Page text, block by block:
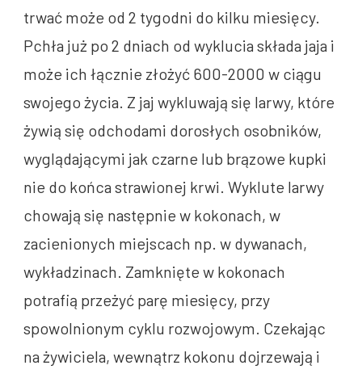
trwać może od 2 tygodni do kilku miesięcy.
Pchła już po 2 dniach od wyklucia składa jaja i
może ich łącznie złożyć 600-2000 w ciągu
swojego życia. Z jaj wykluwają się larwy, które
żywią się odchodami dorosłych osobników,
wyglądającymi jak czarne lub brązowe kupki
nie do końca strawionej krwi. Wyklute larwy
chowają się następnie w kokonach, w
zacienionych miejscach np. w dywanach,
wykładzinach. Zamknięte w kokonach
potrafią przeżyć parę miesięcy, przy
spowolnionym cyklu rozwojowym. Czekając
na żywiciela, wewnątrz kokonu dojrzewają i